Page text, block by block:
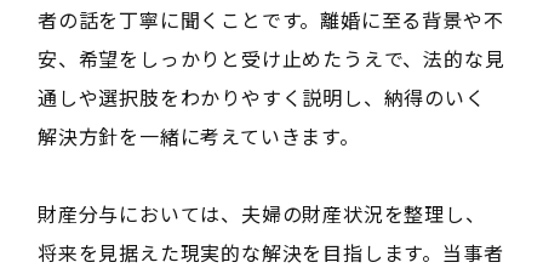
者の話を丁寧に聞くことです。離婚に至る背景や不
安、希望をしっかりと受け止めたうえで、法的な見
通しや選択肢をわかりやすく説明し、納得のいく
解決方針を一緒に考えていきます。
財産分与においては、夫婦の財産状況を整理し、
将来を見据えた現実的な解決を目指します。当事者